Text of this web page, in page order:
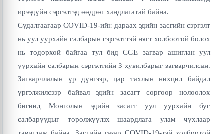
ирээдүйн сэргэлтэд өөдрөг хандлагатай байна.
Судалгаагаар COVID-19-ийн дараах эдийн засгийн сэргэлт
нь уул уурхайн салбарын сэргэлттэй нягт холбоотой болох
нь тодорхой байгаа тул бид CGE загвар ашиглан уул
уурхайн салбарын сэргэлтийн 3 хувилбарыг загварчилсан.
Загварчлалын үр дүнгээр, цар тахлын нөхцөл байдал
үргэлжилсээр байвал эдийн засагт сөргөөр нөлөөлөх
бөгөөд Монголын эдийн засагт уул уурхайн бус
салбаруудыг төрөлжүүлэх шаардлага улам чухлаар